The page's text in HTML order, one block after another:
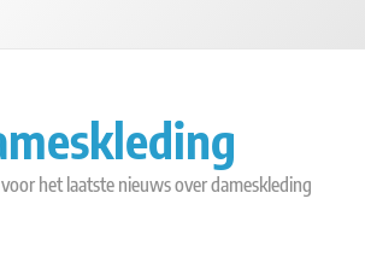
het laatste nieuws over dameskleding